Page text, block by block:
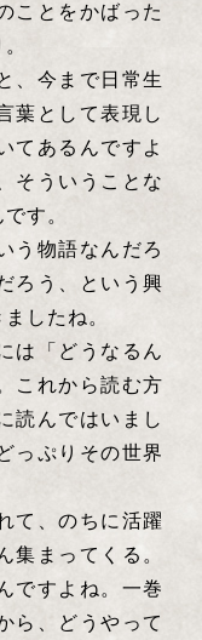
ことをかばった
、今まで日常生
葉として表現し
てあるんですよ
そういうことな
す。
う物語なんだろ
ろう、という興
したね。
は「どうなるん
これから読む方
読んではいまし
っぷりその世界
て、のちに活躍
まってくる。
ですよね。一巻
ら、どうやって